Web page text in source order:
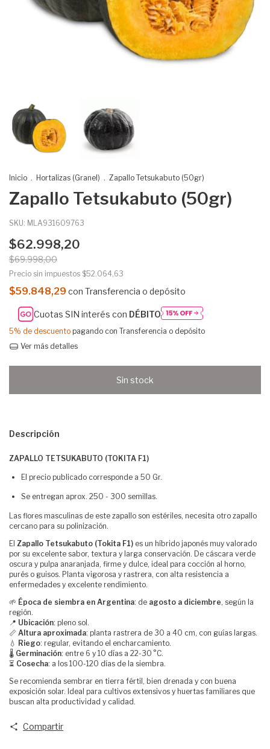
Inicio . Hortalizas (Granel) . Zapallo Tetsukabuto (50gr)
Zapallo Tetsukabuto (50gr)
SKU: MLA931609763
$62.998,20
$69.998,00
Precio sin impuestos $52.064,63
$59.848,29 con Transferencia o depósito
Cuotas SIN interés con DÉBITO
5% de descuento pagando con Transferencia o depósito
Ver más detalles
Descripción
ZAPALLO TETSUKABUTO (TOKITA F1)
El precio publicado corresponde a 50 Gr.
Se entregan aprox. 250 - 300 semillas.
Las flores masculinas de este zapallo son estériles, necesita otro zapallo
cercano para su polinización.
El Zapallo Tetsukabuto (Tokita F1) es un híbrido japonés muy valorado
por su excelente sabor, textura y larga conservación. De cáscara verde
oscura y pulpa anaranjada, firme y dulce, ideal para cocción al horno,
purés o guisos. Planta vigorosa y rastrera, con alta resistencia a
enfermedades y excelente rendimiento.
🌱 Época de siembra en Argentina: de agosto a diciembre, según la
región.
📍 Ubicación: pleno sol.
📏 Altura aproximada: planta rastrera de 30 a 40 cm, con guías largas.
💧 Riego: regular, evitando el encharcamiento.
🌡️ Germinación: entre 6 y 10 días a 22-30 °C.
⏳ Cosecha: a los 100-120 días de la siembra.
Se recomienda sembrar en tierra fértil, bien drenada y con buena
exposición solar. Ideal para cultivos extensivos y huertas familiares que
buscan alta productividad y calidad.
Compartir